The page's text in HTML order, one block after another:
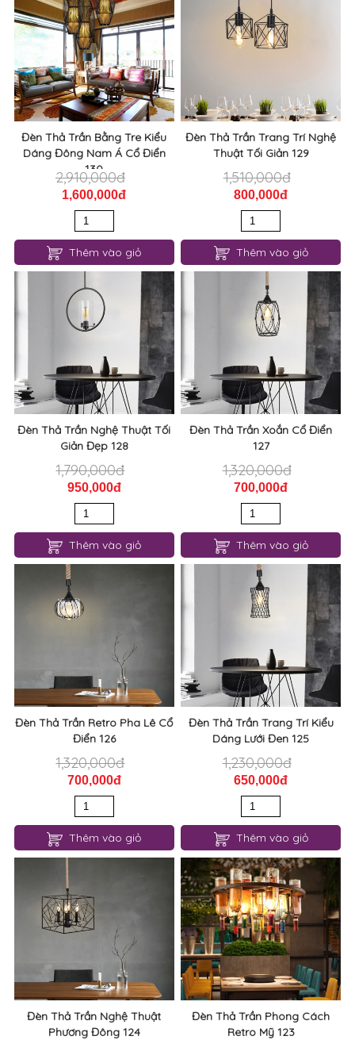
Đèn Thả Trần Bằng Tre Kiểu
Dáng Đông Nam Á Cổ Điển
130
2,910,000đ
1,600,000đ
Thêm vào giỏ
Đèn Thả Trần Trang Trí Nghệ
Thuật Tối Giản 129
1,510,000đ
800,000đ
Thêm vào giỏ
Đèn Thả Trần Nghệ Thuật Tối
Giản Đẹp 128
1,790,000đ
950,000đ
Thêm vào giỏ
Đèn Thả Trần Xoắn Cổ Điển
127
1,320,000đ
700,000đ
Thêm vào giỏ
Đèn Thả Trần Retro Pha Lê Cổ
Điển 126
1,320,000đ
700,000đ
Thêm vào giỏ
Đèn Thả Trần Trang Trí Kiểu
Dáng Lưới Đen 125
1,230,000đ
650,000đ
Thêm vào giỏ
Đèn Thả Trần Nghệ Thuật
Phương Đông 124
Đèn Thả Trần Phong Cách
Retro Mỹ 123